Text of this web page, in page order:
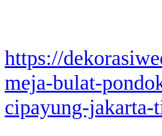
https://
meja-bulat-
cipayung-jakarta-